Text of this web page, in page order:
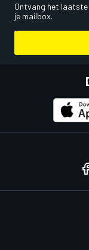
Ontvang het
je mailbox.